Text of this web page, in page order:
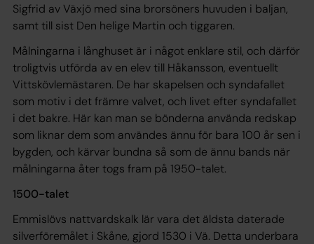
Sigfrid av Växjö med sina brorsöners huvuden i baljan,
samt till sist Den helige Martin och tiggaren.
Målningarna i långhuset är i något enklare stil, och därför
troligtvis utförda av en elev till Håkansson, eventuellt
Vittskövlemästaren. De har skapelsen och syndafallet
som motiv i det främre valvet, och livet efter syndafallet
i det bakre. Här kan man se bönderna använda redskap
som liknar dem som användes ännu för bara 100 år sen i
bygden, och kärvar bundna så som de ännu bands när
målningarna åter togs fram på 1950-talet.
1500-talet
Emmislövs nattvardskalk lär vara det äldsta daterade
silverföremålet i Skåne, gjord 1530 i Vä. Detta underbara